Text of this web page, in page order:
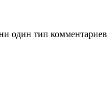
один тип комментариев